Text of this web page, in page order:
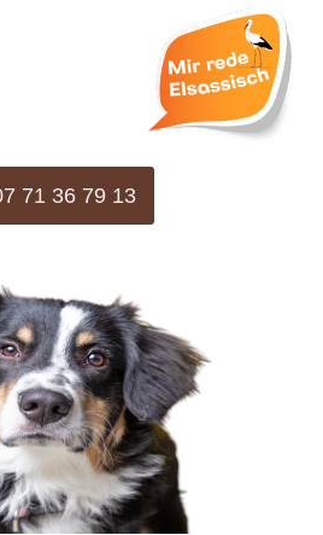
71 36 79 13